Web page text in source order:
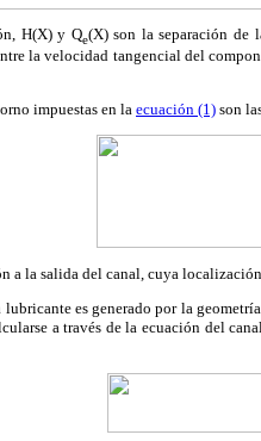
H(X) y Qe(X) son la separación de
la velocidad tangencial del
impuestas en la ecuación (1) son
a la salida del canal, cuya
es generado por la
a través de la ecuación del